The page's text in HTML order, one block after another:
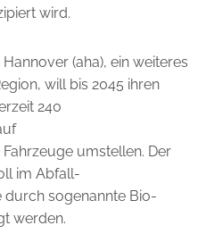
wird.
(aha), ein weiteres
will bis 2045 ihren
240
umstellen. Der
im Abfall­
sogenannte Bio-
werden.